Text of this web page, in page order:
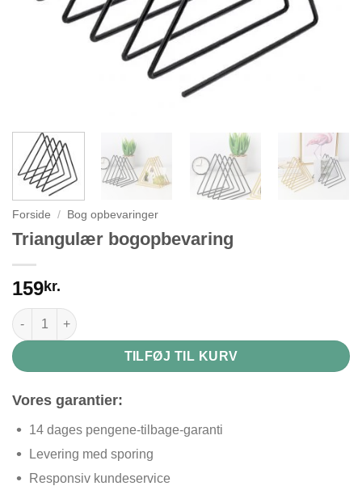
Forside / Bog opbevaringer
Triangulær bogopbevaring
159kr.
Triangulær bogopbevaring antal
TILFØJ TIL KURV
Vores garantier:
14 dages pengene-tilbage-garanti
Levering med sporing
Responsiv kundeservice